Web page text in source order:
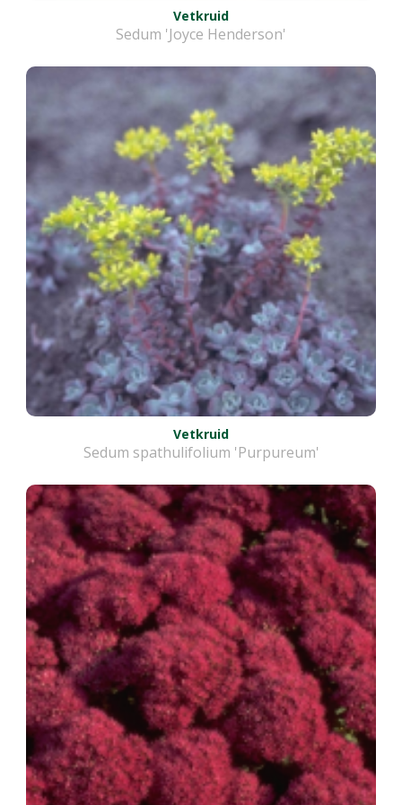
Vetkruid
Sedum 'Joyce Henderson'
Vetkruid
Sedum spathulifolium 'Purpureum'